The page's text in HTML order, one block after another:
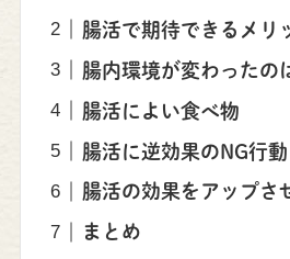
腸活で期待できるメリ
腸内環境が変わったの
腸活によい食べ物
腸活に逆効果のNG行動
腸活の効果をアップさ
まとめ